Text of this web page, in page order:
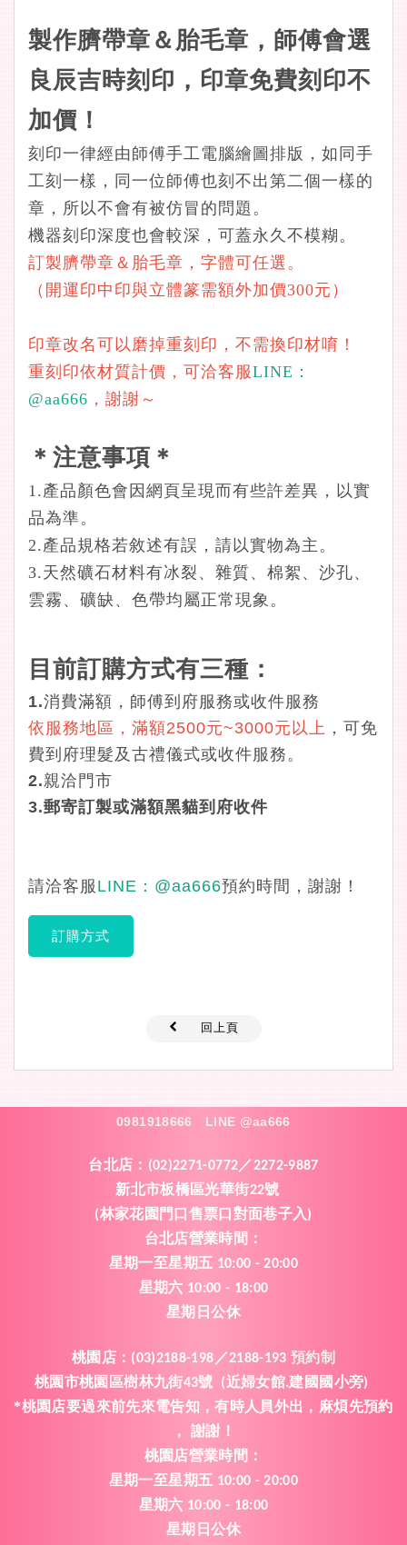
製作臍帶章＆胎毛章，師傅會選
良辰吉時刻印，印章免費刻印不
加價！
刻印一律經由師傅手工電腦繪圖排版，如同手
工刻一樣，同一位師傅也刻不出第二個一樣的
章，所以不會有被仿冒的問題。
機器刻印深度也會較深，可蓋永久不模糊。
訂製臍帶章＆胎毛章，字體可任選。
（開運印中印與立體篆需額外加價300元）
印章改名可以磨掉重刻印，不需換印材唷！
重刻印依材質計價，可洽客服LINE：
@aa666 ，謝謝～
＊注意事項＊
1.產品顏色會因網頁呈現而有些許差異，以實
品為準。
2.產品規格若敘述有誤，請以實物為主。
3.天然礦石材料有冰裂、雜質、棉絮、沙孔、
雲霧、礦缺、色帶均屬正常現象。
目前訂購方式有三種：
1.消費滿額，師傅到府服務或收件服務
依服務地區，滿額2500元~3000元以上 ，可免
費到府理髮及古禮儀式或收件服務。
2.親洽門市
3.郵寄訂製或滿額黑貓到府收件
請洽客服 LINE： @aa666預約時間，謝謝！
訂購方式
回上頁
0981918666 LINE @aa666
台北店： (02)2271-0772／2272-9887
新北市板橋區光華街22號
(林家花園門口售票口對面巷子入)
台北店營業時間 ：
星期一至星期五 10:00 - 20:00
星期六 10:00 - 18:00
星期日公休
桃園店： (03)2188-198／2188-193 預約制
桃園市桃園區樹林九街43號 (近婦女館.建國國小旁)
*桃園店要過來前先來電告知 ，有時人員外出 ， 麻煩先預約
， 謝謝 ！
桃園 店營業時間 ：
星期一至星期五 10:00 - 20:00
星期六 10:00 - 18:00
星期日公休